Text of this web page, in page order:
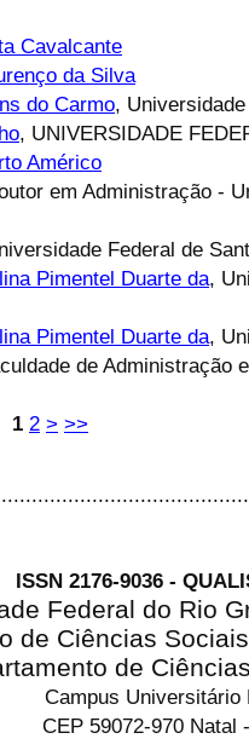
Cavalcante
da Silva
do Carmo,
, UNIVERSIDADE
Américo
em Administração -
Federal de
Pimentel Duarte da,
Pimentel Duarte da,
de Administração
1 2 > >>
ISSN 2176-9036 -
Federal do Rio
de Ciências
de
Campus Universitário
CEP 59072-970 Natal